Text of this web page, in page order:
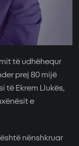
të udhëhequr
prej 80 mijë
të Ekrem Llukës,
e
nënshkruar